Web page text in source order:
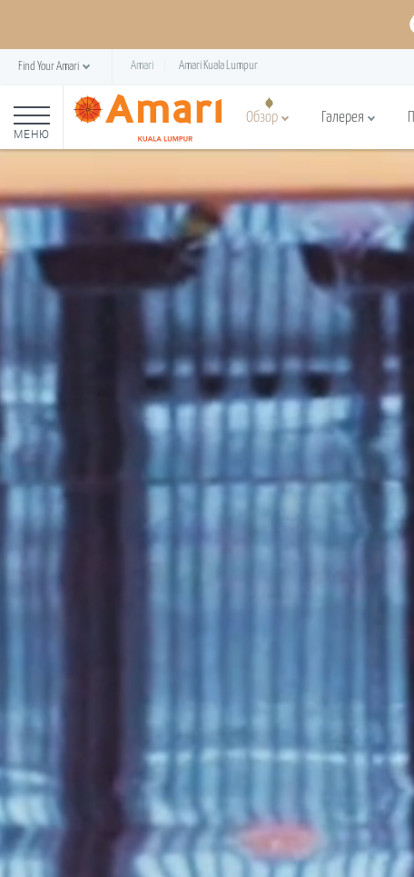
Find Your Amari Amari Amari Kuala Lumpur
МЕНЮ
Обзор Галерея